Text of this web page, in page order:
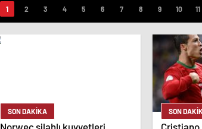
SON DAKİKA SON